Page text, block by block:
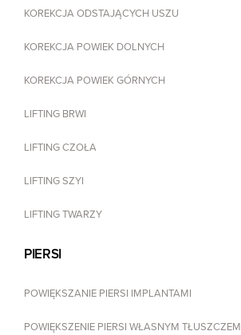
KOREKCJA ODSTAJĄCYCH USZU
KOREKCJA POWIEK DOLNYCH
KOREKCJA POWIEK GÓRNYCH
LIFTING BRWI
LIFTING CZOŁA
LIFTING SZYI
LIFTING TWARZY
PIERSI
POWIĘKSZANIE PIERSI IMPLANTAMI
POWIĘKSZENIE PIERSI WŁASNYM TŁUSZCZEM